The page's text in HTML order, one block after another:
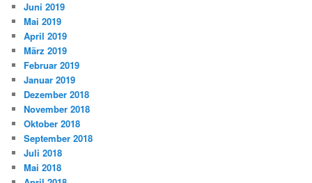
Juni 2019
Mai 2019
April 2019
März 2019
Februar 2019
Januar 2019
Dezember 2018
November 2018
Oktober 2018
September 2018
Juli 2018
Mai 2018